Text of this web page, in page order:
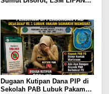
Pembangunan Irigasi
Dugaan Kutipan Dana PIP di
Sekolah PAB Lubuk Pakam